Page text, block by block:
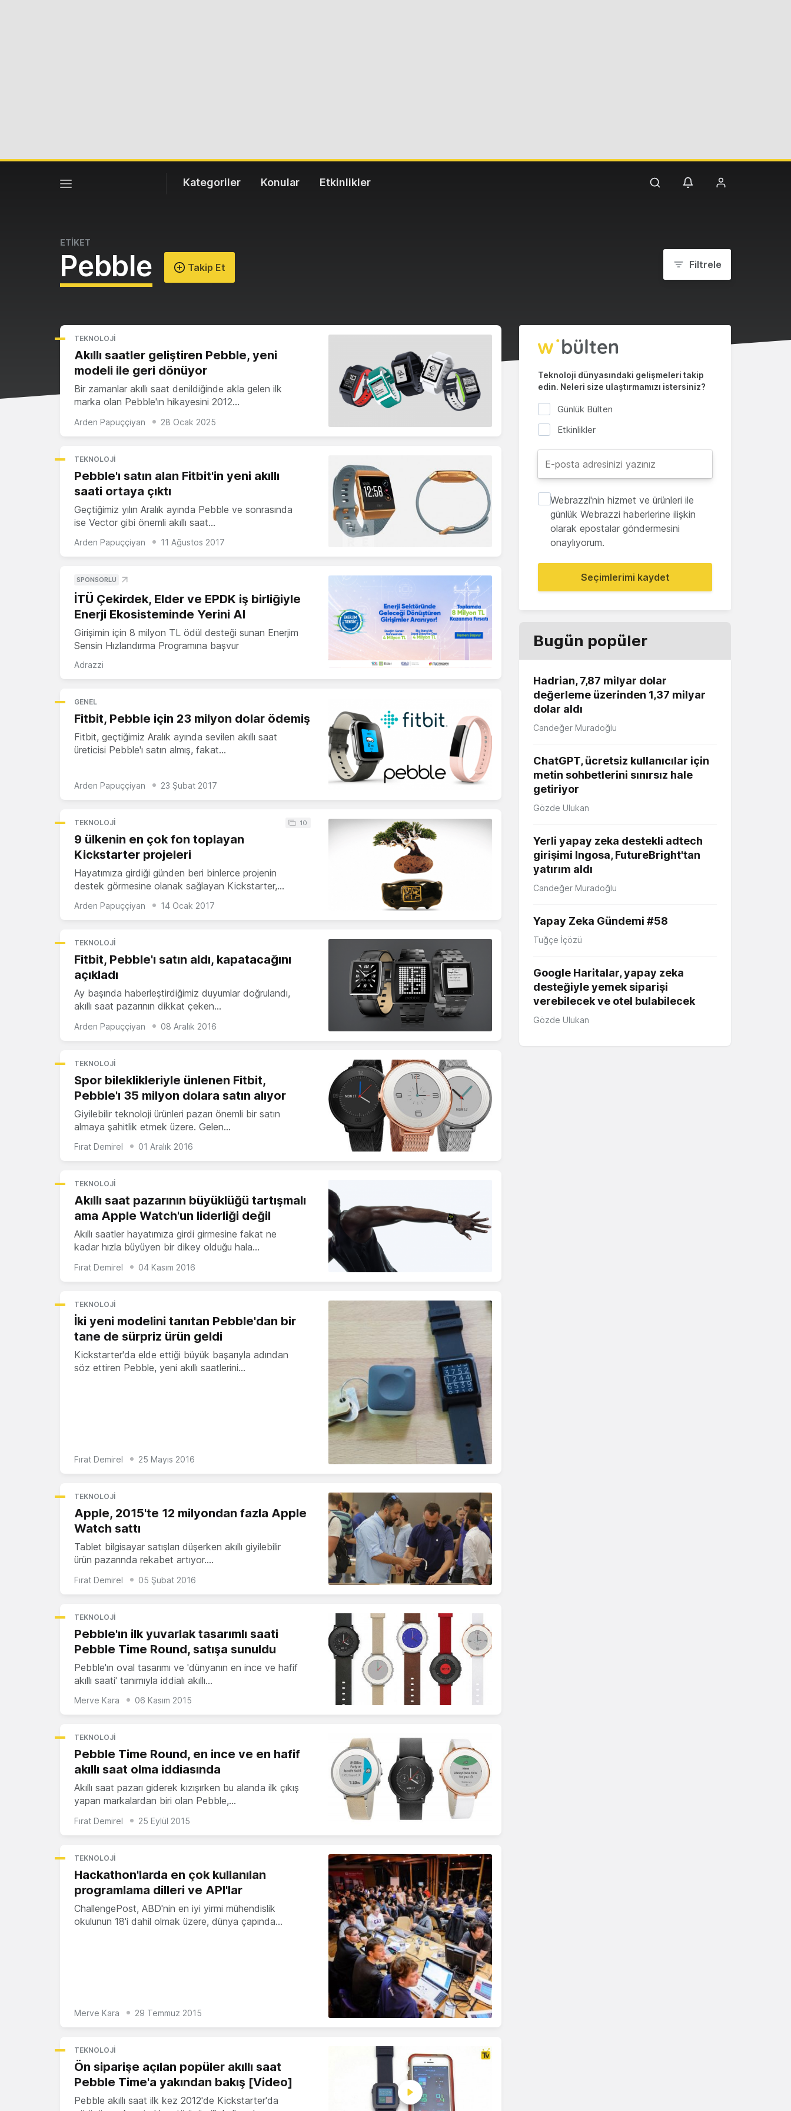
Kategoriler Konular Etkinlikler
ETİKET
Pebble Takip Et Filtrele
TEKNOLOJI
Akıllı saatler geliştiren Pebble, yeni
modeli ile geri dönüyor
Bir zamanlar akıllı saat denildiğinde akla gelen ilk
marka olan Pebble'ın hikayesini 2012…
Arden Papuççiyan 28 Ocak 2025
TEKNOLOJI
Pebble'ı satın alan Fitbit'in yeni akıllı
saati ortaya çıktı
Geçtiğimiz yılın Aralık ayında Pebble ve sonrasında
ise Vector gibi önemli akıllı saat…
Arden Papuççiyan 11 Ağustos 2017
SPONSORLU
İTÜ Çekirdek, Elder ve EPDK iş birliğiyle
Enerji Ekosisteminde Yerini Al
Girişimin için 8 milyon TL ödül desteği sunan Enerjim
Sensin Hızlandırma Programına başvur
Adrazzi
GENEL
Fitbit, Pebble için 23 milyon dolar ödemiş
Fitbit, geçtiğimiz Aralık ayında sevilen akıllı saat
üreticisi Pebble'ı satın almış, fakat…
Arden Papuççiyan 23 Şubat 2017
TEKNOLOJI 10
9 ülkenin en çok fon toplayan
Kickstarter projeleri
Hayatımıza girdiği günden beri binlerce projenin
destek görmesine olanak sağlayan Kickstarter,…
Arden Papuççiyan 14 Ocak 2017
TEKNOLOJI
Fitbit, Pebble'ı satın aldı, kapatacağını
açıkladı
Ay başında haberleştirdiğimiz duyumlar doğrulandı,
akıllı saat pazarının dikkat çeken…
Arden Papuççiyan 08 Aralık 2016
TEKNOLOJI
Spor bileklikleriyle ünlenen Fitbit,
Pebble'ı 35 milyon dolara satın alıyor
Giyilebilir teknoloji ürünleri pazarı önemli bir satın
almaya şahitlik etmek üzere. Gelen…
Fırat Demirel 01 Aralık 2016
TEKNOLOJI
Akıllı saat pazarının büyüklüğü tartışmalı
ama Apple Watch'un liderliği değil
Akıllı saatler hayatımıza girdi girmesine fakat ne
kadar hızla büyüyen bir dikey olduğu hala…
Fırat Demirel 04 Kasım 2016
TEKNOLOJI
İki yeni modelini tanıtan Pebble'dan bir
tane de sürpriz ürün geldi
Kickstarter'da elde ettiği büyük başarıyla adından
söz ettiren Pebble, yeni akıllı saatlerini…
Fırat Demirel 25 Mayıs 2016
TEKNOLOJI
Apple, 2015'te 12 milyondan fazla Apple
Watch sattı
Tablet bilgisayar satışları düşerken akıllı giyilebilir
ürün pazarında rekabet artıyor.…
Fırat Demirel 05 Şubat 2016
TEKNOLOJI
Pebble'ın ilk yuvarlak tasarımlı saati
Pebble Time Round, satışa sunuldu
Pebble'ın oval tasarımı ve 'dünyanın en ince ve hafif
akıllı saati' tanımıyla iddialı akıllı…
Merve Kara 06 Kasım 2015
TEKNOLOJI
Pebble Time Round, en ince ve en hafif
akıllı saat olma iddiasında
Akıllı saat pazarı giderek kızışırken bu alanda ilk çıkış
yapan markalardan biri olan Pebble,…
Fırat Demirel 25 Eylül 2015
TEKNOLOJI
Hackathon'larda en çok kullanılan
programlama dilleri ve API'lar
ChallengePost, ABD'nin en iyi yirmi mühendislik
okulunun 18'i dahil olmak üzere, dünya çapında…
Merve Kara 29 Temmuz 2015
TEKNOLOJI
Ön siparişe açılan popüler akıllı saat
Pebble Time'a yakından bakış [Video]
Pebble akıllı saat ilk kez 2012'de Kickstarter'da
Teknoloji dünyasındaki gelişmeleri takip
edin. Neleri size ulaştırmamızı istersiniz?
Günlük Bülten
Etkinlikler
Webrazzi'nin hizmet ve ürünleri ile
günlük Webrazzi haberlerine ilişkin
olarak epostalar göndermesini
onaylıyorum.
Seçimlerimi kaydet
Bugün popüler
Hadrian, 7,87 milyar dolar
değerleme üzerinden 1,37 milyar
dolar aldı
Candeğer Muradoğlu
ChatGPT, ücretsiz kullanıcılar için
metin sohbetlerini sınırsız hale
getiriyor
Gözde Ulukan
Yerli yapay zeka destekli adtech
girişimi Ingosa, FutureBright'tan
yatırım aldı
Candeğer Muradoğlu
Yapay Zeka Gündemi #58
Tuğçe İçözü
Google Haritalar, yapay zeka
desteğiyle yemek siparişi
verebilecek ve otel bulabilecek
Gözde Ulukan